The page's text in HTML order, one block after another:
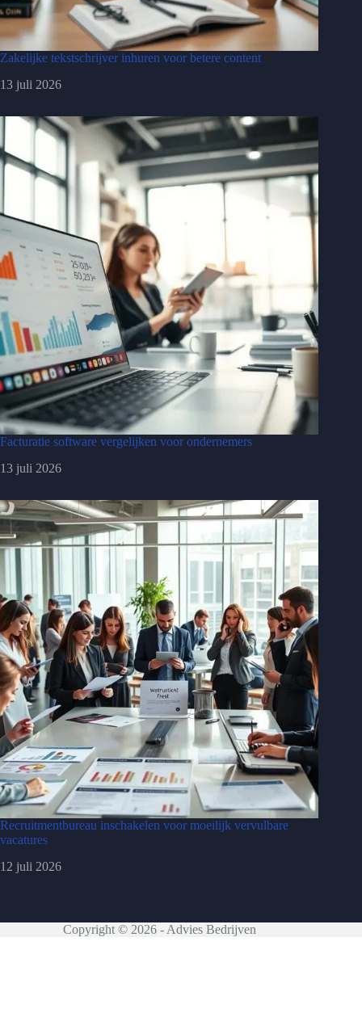
Zakelijke tekstschrijver inhuren voor betere content
13 juli 2026
Facturatie software vergelijken voor ondernemers
13 juli 2026
Recruitmentbureau inschakelen voor moeilijk vervulbare
vacatures
12 juli 2026
Copyright © 2026 - Advies Bedrijven